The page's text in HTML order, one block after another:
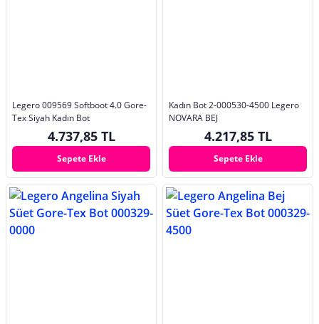
Legero 009569 Softboot 4.0 Gore-
Tex Siyah Kadın Bot
4.737,85 TL
Sepete Ekle
Kadın Bot 2-000530-4500 Legero
NOVARA BEJ
4.217,85 TL
Sepete Ekle